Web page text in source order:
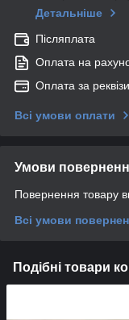
Детальніше
Післяплата
Оплата на
Оплата за
Всі умови оплати
Умови
Повернення товару
Всі умови
Подібні товари